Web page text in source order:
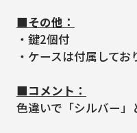
■その他：
・鍵2個付
・ケースは付属してお
■コメント：
色違いで「シルバー」